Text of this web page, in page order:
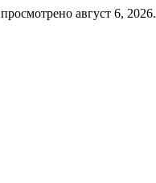
август 6, 2026.